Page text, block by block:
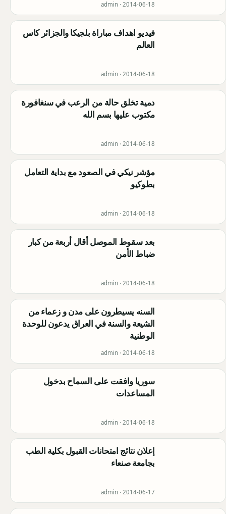
admin · 2014-06-18
فيديو اهداف مباراة بلجيكا والجزائر كاس
العالم
admin · 2014-06-18
دمية تخلق حالة من الرعب في سنغافورة
مكتوب عليها بسم الله
admin · 2014-06-18
مؤشر نيكي في الصعود مع بداية التعامل
بطوكيو
admin · 2014-06-18
بعد سقوط الموصل أقال أربعة من كبار
ضباط الأمن
admin · 2014-06-18
السنه يسيطرون على مدن و زعماء من
الشيعة والسنة في العراق يدعون للوحدة
الوطنية
admin · 2014-06-18
سوريا وافقت على السماح بدخول
المساعدات
admin · 2014-06-18
إعلان نتائج امتحانات القبول بكلية الطب
بجامعة صنعاء
admin · 2014-06-17